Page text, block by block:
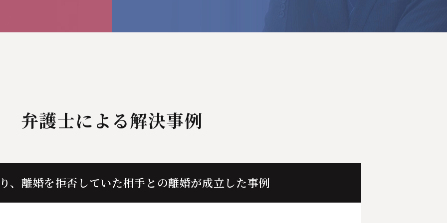
弁護士による解決事例
、離婚を拒否していた相手との離婚が成立した事例